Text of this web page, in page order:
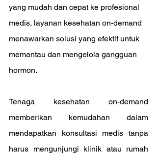
yang mudah dan cepat ke profesional
medis, layanan kesehatan on-demand
menawarkan solusi yang efektif untuk
memantau dan mengelola gangguan
hormon.
Tenaga kesehatan on-demand
memberikan kemudahan dalam
mendapatkan konsultasi medis tanpa
harus mengunjungi klinik atau rumah